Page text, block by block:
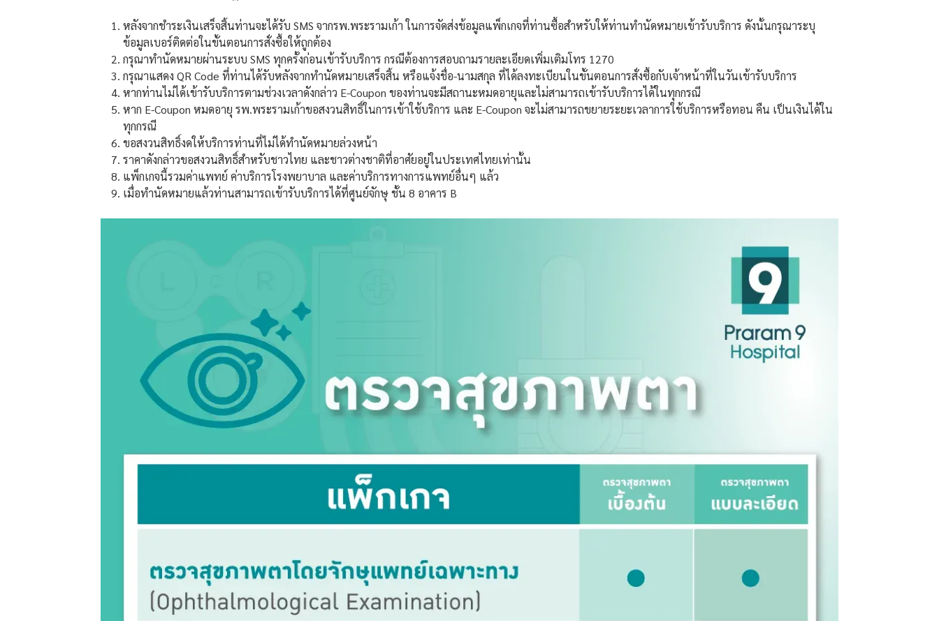
หลังจากชำระเงินเสร็จสิ้นท่านจะได้รับ SMS จากรพ.พระรามเก้า ในการจัดส่งข้อมูลแพ็กเกจที่ท่านซื้อสำหรับให้ท่านทำนัดหมายเข้ารับบริการ ดังนั้นกรุณาระบุ
ข้อมูลเบอร์ติดต่อในขั้นตอนการสั่งซื้อให้ถูกต้อง
กรุณาทำนัดหมายผ่านระบบ SMS ทุกครั้งก่อนเข้ารับบริการ กรณีต้องการสอบถามรายละเอียดเพิ่มเติมโทร 1270
กรุณาแสดง QR Code ที่ท่านได้รับหลังจากทำนัดหมายเสร็จสิ้น หรือแจ้งชื่อ-นามสกุล ที่ได้ลงทะเบียนในขั้นตอนการสั่งซื้อกับเจ้าหน้าที่ในวันเข้ารับบริการ
หากท่านไม่ได้เข้ารับบริการตามช่วงเวลาดังกล่าว E-Coupon ของท่านจะมีสถานะหมดอายุและไม่สามารถเข้ารับบริการได้ในทุกกรณี
หาก E-Coupon หมดอายุ รพ.พระรามเก้าขอสงวนสิทธิ์ในการเข้าใช้บริการ และ E-Coupon จะไม่สามารถขยายระยะเวลาการใช้บริการหรือทอน คืน เป็นเงินได้ใน
ทุกกรณี
ขอสงวนสิทธิ์งดให้บริการท่านที่ไม่ได้ทำนัดหมายล่วงหน้า
ราคาดังกล่าวขอสงวนสิทธิ์สำหรับชาวไทย และชาวต่างชาติที่อาศัยอยู่ในประเทศไทยเท่านั้น
แพ็กเกจนี้รวมค่าแพทย์ ค่าบริการโรงพยาบาล และค่าบริการทางการแพทย์อื่นๆ แล้ว
เมื่อทำนัดหมายแล้วท่านสามารถเข้ารับบริการได้ที่ศูนย์จักษุ ชั้น 8 อาคาร B